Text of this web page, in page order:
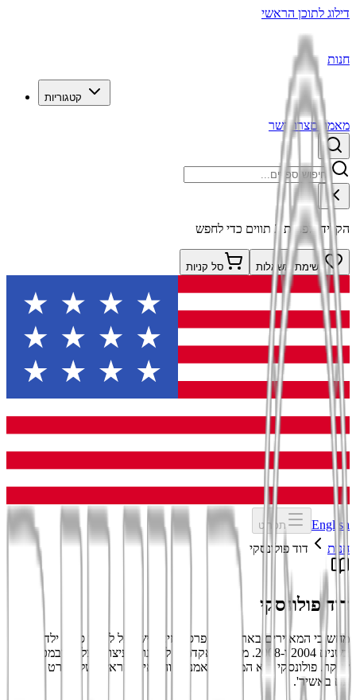
דילוג לתוכן הראשי
חנות
קטגוריות
מאמריםצרו קשר
הקלידו לפחות 2 תווים כדי לחפש
רשימת משאלות סל קניות
English תפריט
חנות דוד פולונסקי
דוד פולונסקי
מחשובי המאיירים בארץ. חתן פרס מוזיאון ישראל לאיור ספרי ילדים
בשנים 2004 ו-2008. מלמד באקדמיה לאמנות ועיצוב בצלאל ובמכללת
שנקר. פולונסקי הוא המעצב האמנותי והמאייר הראשי של הסרט 'ואלס
עם באשיר'.